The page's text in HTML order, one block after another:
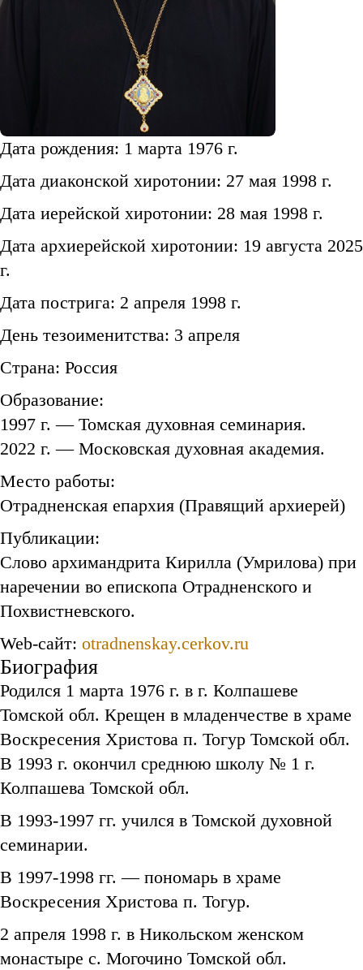
Дата рождения: 1 марта 1976 г.
Дата диаконской хиротонии: 27 мая 1998 г.
Дата иерейской хиротонии: 28 мая 1998 г.
Дата архиерейской хиротонии: 19 августа 2025
г.
Дата пострига: 2 апреля 1998 г.
День тезоименитства: 3 апреля
Страна: Россия
Образование:
1997 г. — Томская духовная семинария.
2022 г. — Московская духовная академия.
Место работы:
Отрадненская епархия (Правящий архиерей)
Публикации:
Слово архимандрита Кирилла (Умрилова) при
наречении во епископа Отрадненского и
Похвистневского.
Web-сайт: otradnenskay.cerkov.ru
Биография
Родился 1 марта 1976 г. в г. Колпашеве
Томской обл. Крещен в младенчестве в храме
Воскресения Христова п. Тогур Томской обл.
В 1993 г. окончил среднюю школу № 1 г.
Колпашева Томской обл.
В 1993-1997 гг. учился в Томской духовной
семинарии.
В 1997-1998 гг. — пономарь в храме
Воскресения Христова п. Тогур.
2 апреля 1998 г. в Никольском женском
монастыре с. Могочино Томской обл.